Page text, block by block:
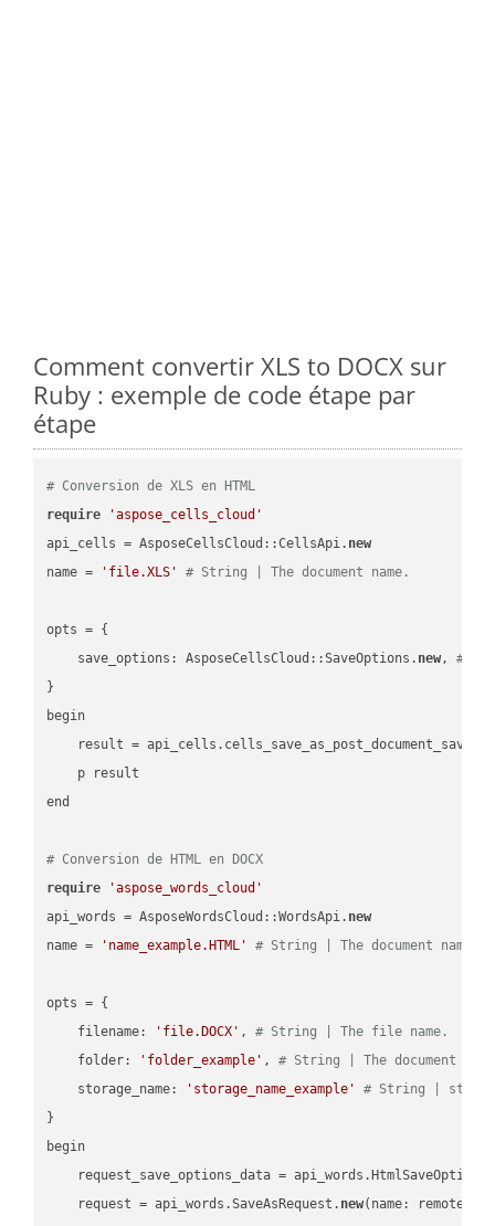
Comment convertir XLS to DOCX sur
Ruby : exemple de code étape par
étape
# Conversion de XLS en HTML
require
'aspose_cells_cloud'
api_cells = AsposeCellsCloud::CellsApi. new
name =
'file.XLS' # String | The document name.
opts = {
    save_options: AsposeCellsCloud::SaveOptions.
new, #
}
begin
result =
    p result
end
# Conversion de HTML en DOCX
require
'aspose_words_cloud'
api_words = AsposeWordsCloud::WordsApi. new
name =
'name_example.HTML' # String | The document name.
opts = {
    filename:
'file.DOCX' , # String | The file name.
    folder:
'folder_example' , # String | The document
    storage_name:
'storage_name_example'
# String |
}
begin
request_save_options_data =
    request = api_words.SaveAsRequest.
new(name: